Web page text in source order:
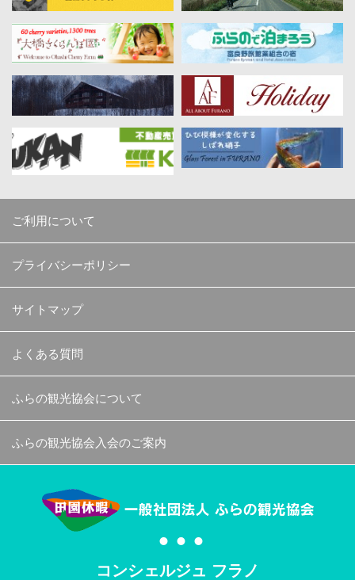
ご利用について
プライバシーポリシー
サイトマップ
よくある質問
ふらの観光協会について
ふらの観光協会入会のご案内
コンシェルジュ フラノ